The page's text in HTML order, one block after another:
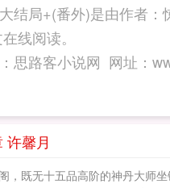
结局+(番外)是由作者
线阅读。
许馨月
，既无十五品高阶的神丹大师